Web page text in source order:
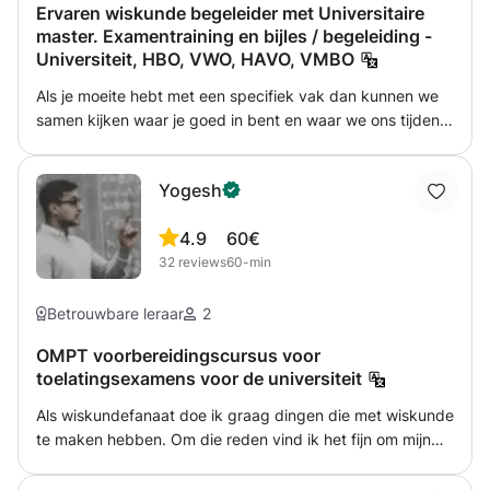
Nederlands. Vraag gerust meer informatie indien je
geïnteresseerd bent.
Ervaren wiskunde begeleider met Universitaire
master. Examentraining en bijles / begeleiding -
Universiteit, HBO, VWO, HAVO, VMBO
Als je moeite hebt met een specifiek vak dan kunnen we
samen kijken waar je goed in bent en waar we ons tijdens
wiskunde, bedrijfseconomie, economie, rekenen,
accounting/accountancy, cost accounting, managerial
accounting, financial accounting, corporate finance, risk
management en investments. Ik geef tips over welke
kan voorbereiden voor het vak, en hoe je toetsvragen het
mijn sessies begeleid ik vrijwel iedereen! Van scholieren op
het vmbo tot (bijna) afgestudeerden aan de universiteit, in
alle financieel- economische vakken. Hierdoor heb ik een
begeleidingsstructuur ontwikkeld die effectief, efficiënt,
examens met een focus op de laatste ontwikkelingen in
Yogesh
4.9
32 reviews
60€
60-min
Betrouwbare leraar 2
OMPT voorbereidingscursus voor
toelatingsexamens voor de universiteit
Als wiskundefanaat doe ik graag dingen die met wiskunde
te maken hebben. Om die reden vind ik het fijn om mijn